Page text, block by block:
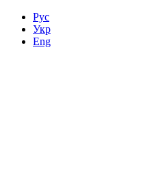
Рус
Укр
Eng